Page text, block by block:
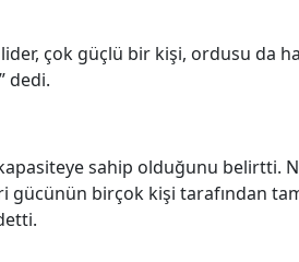
çok güçlü bir kişi, ordusu da
dedi.
sahip olduğunu belirtti.
gücünün birçok kişi tarafından